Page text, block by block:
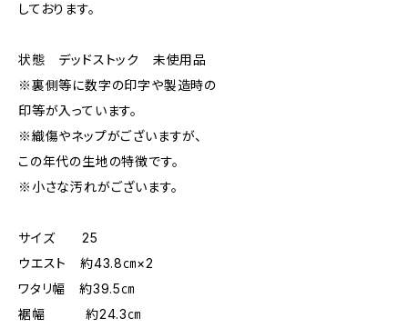
しております。
状態 デッドストック 未使用品
※裏側等に数字の印字や製造時の
印等が入っています。
※織傷やネップがございますが、
この年代の生地の特徴です。
※小さな汚れがございます。
サイズ 25
ウエスト 約43.8㎝×2
ワタリ幅 約39.5㎝
裾幅 約24.3㎝